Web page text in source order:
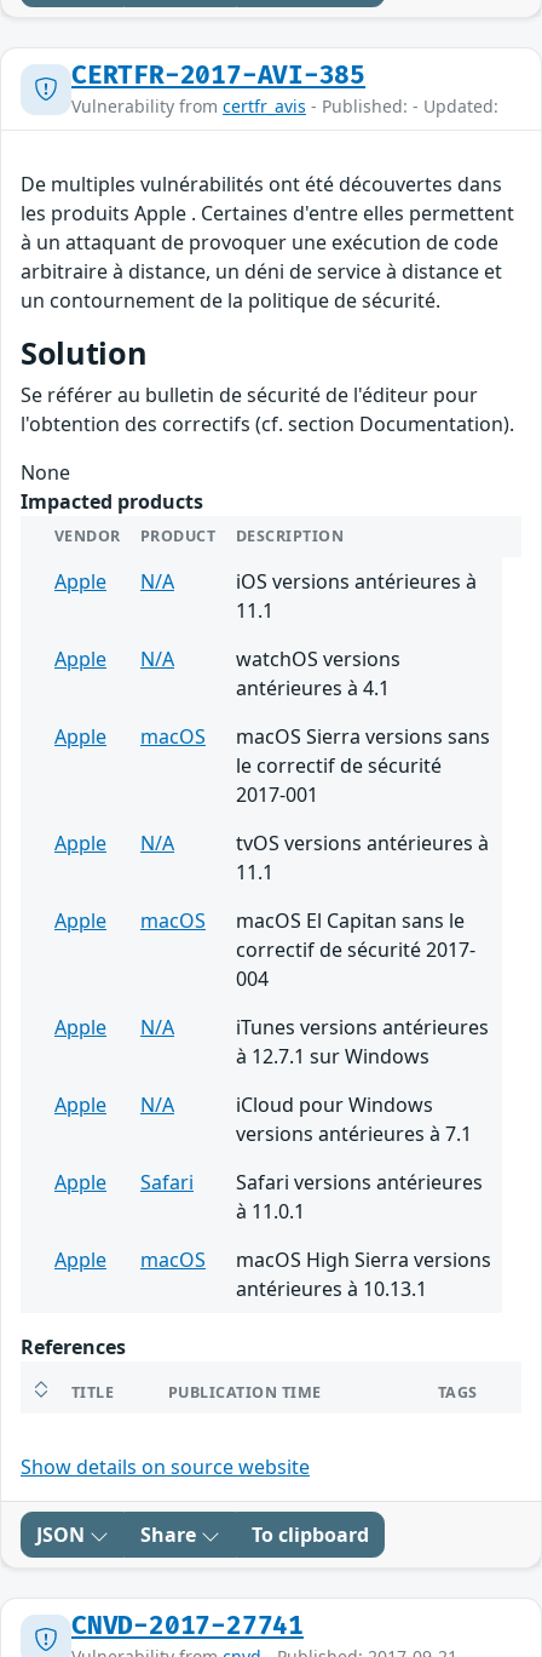
CERTFR-2017-AVI-385
Vulnerability from certfr_avis - Published: - Updated:
De multiples vulnérabilités ont été découvertes dans
les produits Apple . Certaines d'entre elles permettent
à un attaquant de provoquer une exécution de code
arbitraire à distance, un déni de service à distance et
un contournement de la politique de sécurité.
Solution
Se référer au bulletin de sécurité de l'éditeur pour
l'obtention des correctifs (cf. section Documentation).
None
Impacted products
VENDOR PRODUCT DESCRIPTION
Apple N/A
iOS versions antérieures à
11.1
Apple
N/A
watchOS versions
antérieures à 4.1
Apple
macOS
macOS Sierra versions sans
le correctif de sécurité
2017-001
Apple
N/A
tvOS versions antérieures à
11.1
Apple
macOS
macOS El Capitan sans le
correctif de sécurité 2017-
004
Apple
N/A
iTunes versions antérieures
à 12.7.1 sur Windows
Apple
N/A
iCloud pour Windows
versions antérieures à 7.1
Apple
Safari
Safari versions antérieures
à 11.0.1
Apple
macOS
macOS High Sierra versions
antérieures à 10.13.1
References
TITLE PUBLICATION TIME TAGS
Show details on source website
JSON Share To clipboard
CNVD-2017-27741